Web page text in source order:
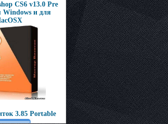
CS6 v13.0 Pre
Windows и для
3.85 Portable